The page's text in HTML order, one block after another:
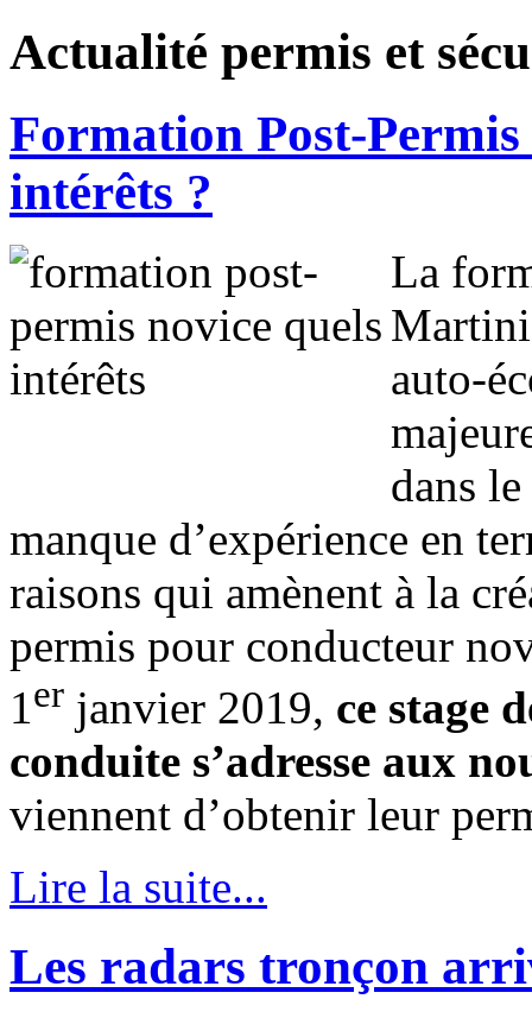
Actualité permis et
Formation Post-
intérêts ?
La
auto-
dans
manque d’expérience en
raisons qui amènent à la
permis pour conducteur
1er janvier 2019, ce stage
conduite s’adresse aux
viennent d’obtenir leur
Lire la suite...
Les radars tronçon